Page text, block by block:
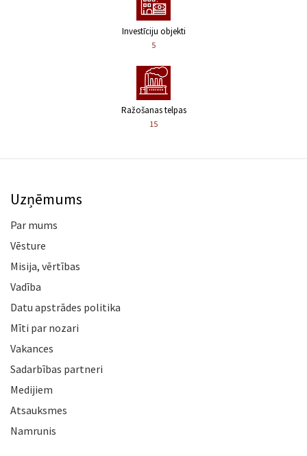
Investīciju objekti
5
Ražošanas telpas
15
Uzņēmums
Par mums
Vēsture
Misija, vērtības
Vadība
Datu apstrādes politika
Mīti par nozari
Vakances
Sadarbības partneri
Medijiem
Atsauksmes
Namrunis